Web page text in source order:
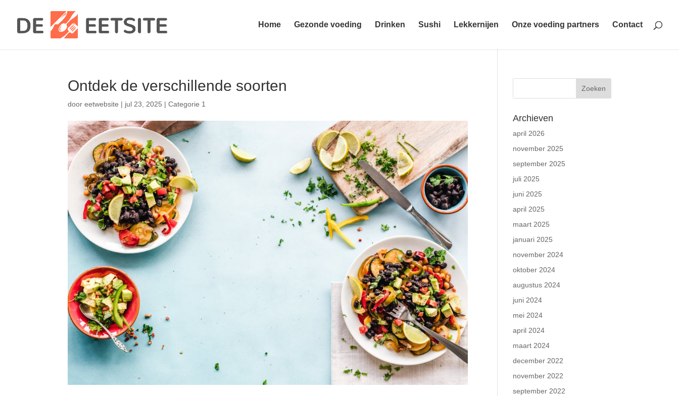
Home Gezonde voeding Drinken Sushi Lekkernijen Onze voeding partners Contact
Ontdek de verschillende soorten
dooreetwebsite | jul 23, 2025 |Categorie 1
Archieven
april 2026
november 2025
september 2025
juli 2025
juni 2025
april 2025
maart 2025
januari 2025
november 2024
oktober 2024
augustus 2024
juni 2024
mei 2024
april 2024
maart 2024
december 2022
november 2022
september 2022